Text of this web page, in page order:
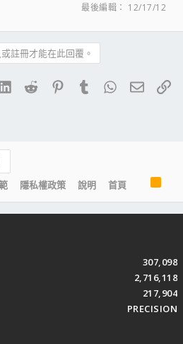
最後編輯： 12/17/12
註冊才能在此回覆。
LinkedIn
Reddit PinterestTumblrWhatsApp
電子
隱私權政策 說明 首頁
S
307,098
2,716,118
217,904
PRECISION